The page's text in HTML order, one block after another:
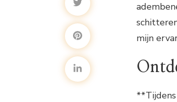
mijn